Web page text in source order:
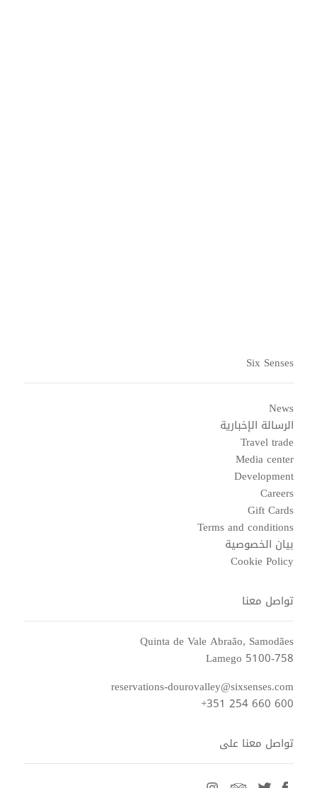
Six Senses
News
الرسالة الإخبارية
Travel trade
Media center
Development
Careers
Gift Cards
Terms and conditions
بيان الخصوصية
Cookie Policy
تواصل معنا
Quinta de Vale Abraão, Samodães
5100-758 Lamego
reservations-dourovalley@sixsenses.com
+351 254 660 600
تواصل معنا على